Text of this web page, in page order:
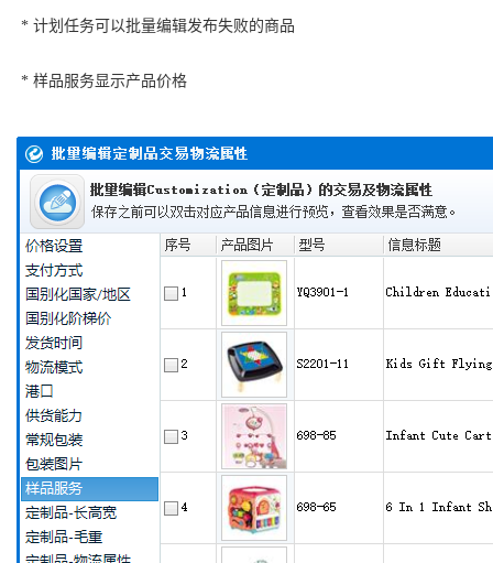
* 计划任务可以批量编辑发布失败的商品
* 样品服务显示产品价格